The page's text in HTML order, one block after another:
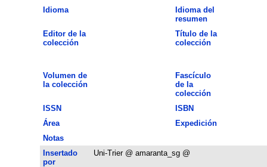
Idioma
Idioma del
resumen
Editor de la
colección
Título de la
colección
Volumen de
la colección
Fascículo
de la
colección
ISSN
ISBN
Área
Expedición
Notas
Insertado
por
Uni-Trier @ amaranta_sg @